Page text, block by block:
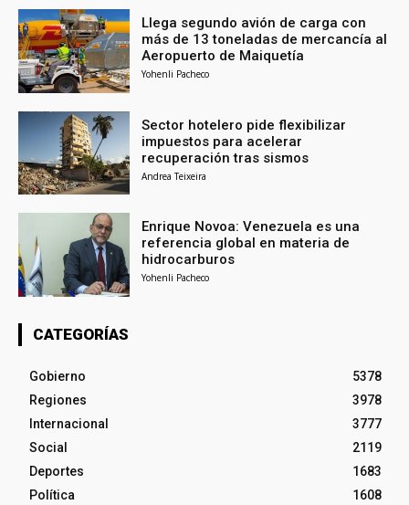
Llega segundo avión de carga con
más de 13 toneladas de mercancía al
Aeropuerto de Maiquetía
Yohenli Pacheco
Sector hotelero pide flexibilizar
impuestos para acelerar
recuperación tras sismos
Andrea Teixeira
Enrique Novoa: Venezuela es una
referencia global en materia de
hidrocarburos
Yohenli Pacheco
CATEGORÍAS
Gobierno
5378
Regiones
3978
Internacional
3777
Social
2119
Deportes
1683
Política
1608